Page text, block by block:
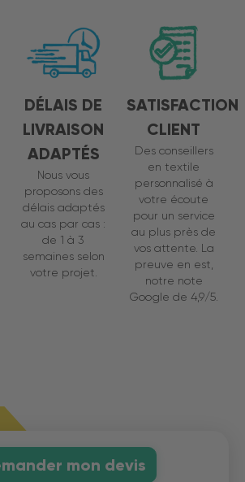
DÉLAIS DE
LIVRAISON
ADAPTÉS
Nous vous
proposons des
délais adaptés
au cas par cas :
de 1 à 3
semaines selon
votre projet.
SATISFACTION
CLIENT
Des conseillers
en textile
personnalisé à
votre écoute
pour un service
au plus près de
vos attente. La
preuve en est,
notre note
Google de 4,9/5.
mon devis